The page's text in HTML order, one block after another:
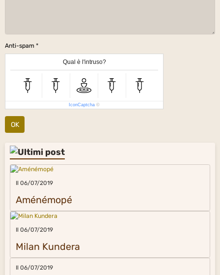
Anti-spam
Qual è l'intruso?
IconCaptcha ©
OK
Il 06/07/2019
Aménémopé
Il 06/07/2019
Milan Kundera
Il 06/07/2019